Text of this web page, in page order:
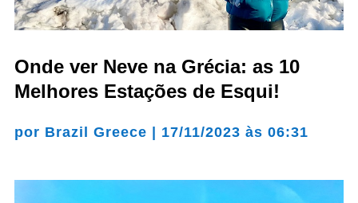
Onde ver Neve na Grécia: as 10
Melhores Estações de Esqui!
por Brazil Greece | 17/11/2023 às 06:31